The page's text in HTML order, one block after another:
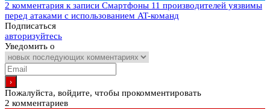
2 комментария к записи Смартфоны 11 производителей уязвимы
перед атаками с использованием AT-команд
Подписаться
авторизуйтесь
Уведомить о
Пожалуйста, войдите, чтобы прокомментировать
2 комментариев